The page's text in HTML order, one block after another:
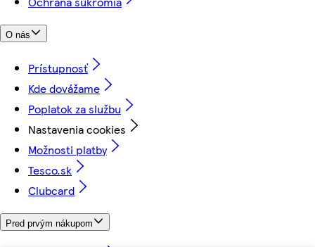
O nás
Prístupnosť
Kde dovážame
Poplatok za službu
Nastavenia cookies
Možnosti platby
Tesco.sk
Clubcard
Pred prvým nákupom